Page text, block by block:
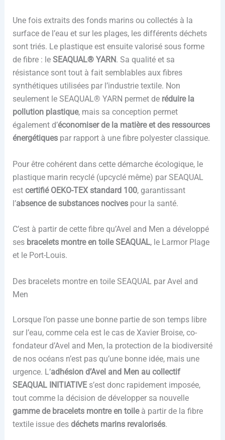
Une fois extraits des fonds marins ou collectés à la
surface de l’eau et sur les plages, les différents déchets
sont triés. Le plastique est ensuite valorisé sous forme
de fibre : le SEAQUAL® YARN. Sa qualité et sa
résistance sont tout à fait semblables aux fibres
synthétiques utilisées par l’industrie textile. Non
seulement le SEAQUAL® YARN permet de réduire la
pollution plastique, mais sa conception permet
également d’économiser de la matière et des ressources
énergétiquespar rapport à une fibre polyester classique.
Pour être cohérent dans cette démarche écologique, le
plastique marin recyclé (upcyclé même) par SEAQUAL
est certifié OEKO-TEX standard 100, garantissant
l’absence de substances nocivespour la santé.
C’est à partir de cette fibre qu’Avel and Men a développé
ses bracelets montre en toile SEAQUAL, le Larmor Plage
et le Port-Louis.
Des bracelets montre en toile SEAQUAL par Avel and
Men
Lorsque l’on passe une bonne partie de son temps libre
sur l’eau, comme cela est le cas de Xavier Broise, co-
fondateur d’Avel and Men, la protection de la biodiversité
de nos océans n’est pas qu’une bonne idée, mais une
urgence. L’adhésion d’Avel and Men au collectif
SEAQUAL INITIATIVEs’est donc rapidement imposée,
tout comme la décision de développer sa nouvelle
gamme de bracelets montre en toileà partir de la fibre
textile issue des déchets marins revalorisés.